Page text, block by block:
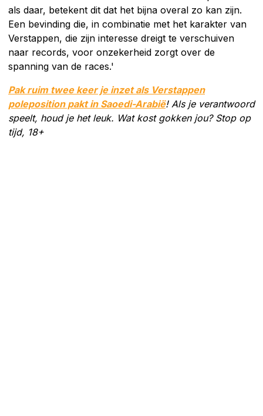
als daar, betekent dit dat het bijna overal zo kan zijn.
Een bevinding die, in combinatie met het karakter van
Verstappen, die zijn interesse dreigt te verschuiven
naar records, voor onzekerheid zorgt over de
spanning van de races.'
Pak ruim twee keer je inzet als Verstappen
poleposition pakt in Saoedi-Arabië! Als je verantwoord
speelt, houd je het leuk. Wat kost gokken jou? Stop op
tijd, 18+